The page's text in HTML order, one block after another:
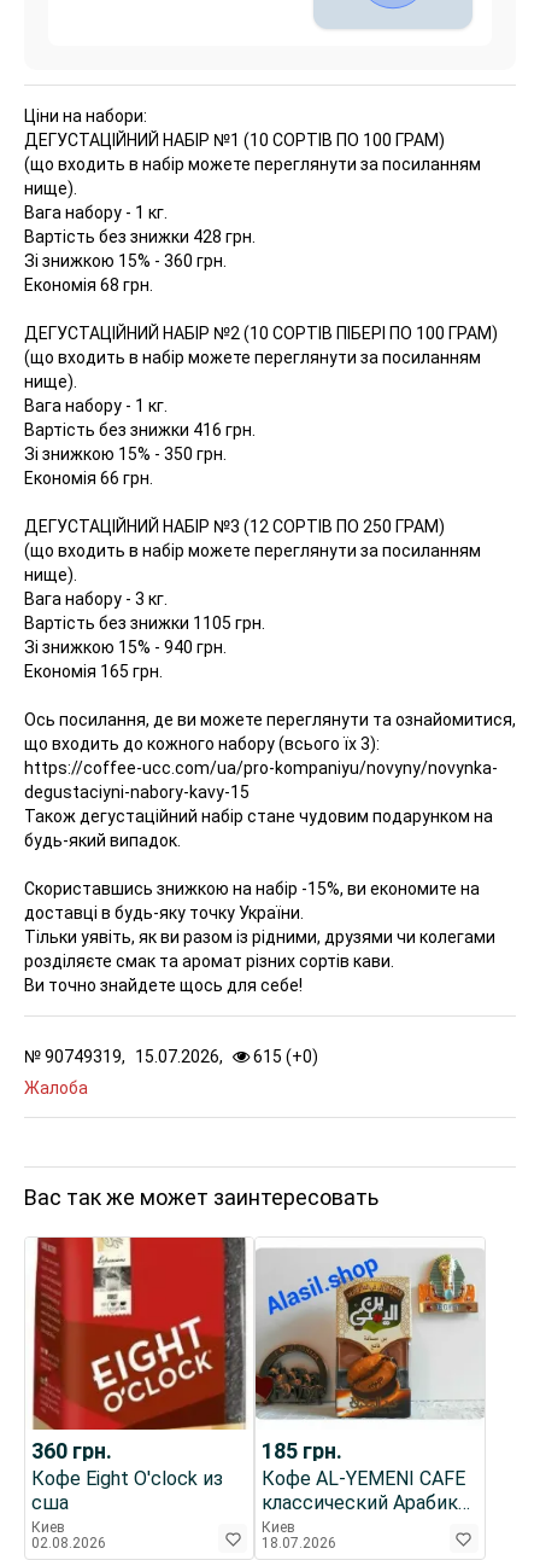
Ціни на набори:
ДЕГУСТАЦІЙНИЙ НАБІР №1 (10 СОРТІВ ПО 100 ГРАМ)
(що входить в набір можете переглянути за посиланням
нище).
Вага набору - 1 кг.
Вартість без знижки 428 грн.
Зі знижкою 15% - 360 грн.
Економія 68 грн.
ДЕГУСТАЦІЙНИЙ НАБІР №2 (10 СОРТІВ ПІБЕРІ ПО 100 ГРАМ)
(що входить в набір можете переглянути за посиланням
нище).
Вага набору - 1 кг.
Вартість без знижки 416 грн.
Зі знижкою 15% - 350 грн.
Економія 66 грн.
ДЕГУСТАЦІЙНИЙ НАБІР №3 (12 СОРТІВ ПО 250 ГРАМ)
(що входить в набір можете переглянути за посиланням
нище).
Вага набору - 3 кг.
Вартість без знижки 1105 грн.
Зі знижкою 15% - 940 грн.
Економія 165 грн.
Ось посилання, де ви можете переглянути та ознайомитися,
що входить до кожного набору (всього їх 3):
https://coffee-ucc.com/ua/pro-kompaniyu/novyny/novynka-
degustaciyni-nabory-kavy-15
Також дегустаційний набір стане чудовим подарунком на
будь-який випадок.
Скориставшись знижкою на набір -15%, ви економите на
доставці в будь-яку точку України.
Тільки уявіть, як ви разом із рідними, друзями чи колегами
розділяєте смак та аромат різних сортів кави.
Ви точно знайдете щось для себе!
№90749319, 15.07.2026, 615 (+0)
Жалоба
Вас так же может заинтересовать
360 грн.
Кофе Eight О'clock из
сша
Киев
02.08.2026
185 грн.
Кофе AL-YEMENI CAFE
классический Арабика,
легкой обжарки 50gm
Киев
18.07.2026